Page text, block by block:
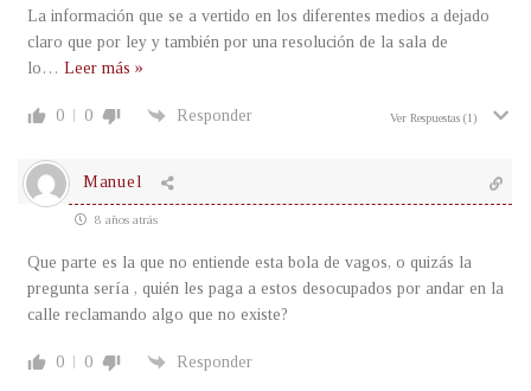
La información que se a vertido en los diferentes medios a dejado
claro que por ley y también por una resolución de la sala de
lo … Leer más »
0 0 Responder Ver Respuestas (1)
Manuel
8 años atrás
Que parte es la que no entiende esta bola de vagos, o quizás la
pregunta sería , quién les paga a estos desocupados por andar en la
calle reclamando algo que no existe?
0 0 Responder